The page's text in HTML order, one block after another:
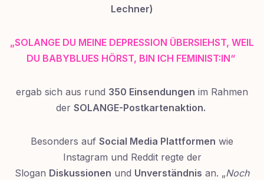
Lechner)
„SOLANGE DU MEINE DEPRESSION ÜBERSIEHST, WEIL
DU BABYBLUES HÖRST, BIN ICH FEMINIST:IN“
ergab sich aus rund 350 Einsendungen im Rahmen
der SOLANGE-Postkartenaktion.
Besonders auf Social Media Plattformen wie
Instagram und Reddit regte der
Slogan Diskussionen und Unverständnis an. „Noch